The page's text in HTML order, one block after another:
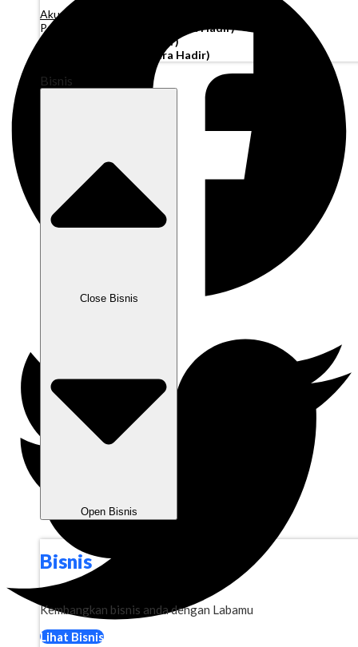
Akun Operasi
Pembiayaan Penagihan
(Segera Hadir)
Modal Kerja
(Segera Hadir)
(Segera Hadir)
Bisnis
Close Bisnis
Open Bisnis
Bisnis
Kembangkan bisnis anda dengan Labamu
Lihat Bisnis